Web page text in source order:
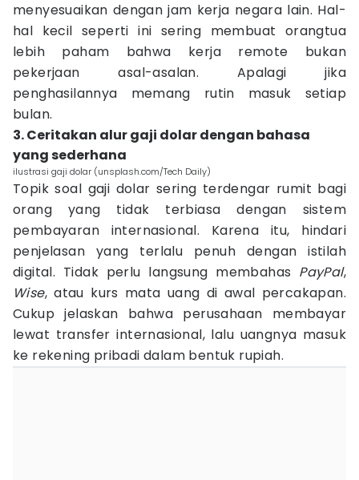
menyesuaikan dengan jam kerja negara lain. Hal-
hal kecil seperti ini sering membuat orangtua
lebih paham bahwa kerja remote bukan
pekerjaan asal-asalan. Apalagi jika
penghasilannya memang rutin masuk setiap
bulan.
3. Ceritakan alur gaji dolar dengan bahasa
yang sederhana
ilustrasi gaji dolar (unsplash.com/Tech Daily)
Topik soal gaji dolar sering terdengar rumit bagi
orang yang tidak terbiasa dengan sistem
pembayaran internasional. Karena itu, hindari
penjelasan yang terlalu penuh dengan istilah
digital. Tidak perlu langsung membahas PayPal,
Wise, atau kurs mata uang di awal percakapan.
Cukup jelaskan bahwa perusahaan membayar
lewat transfer internasional, lalu uangnya masuk
ke rekening pribadi dalam bentuk rupiah.